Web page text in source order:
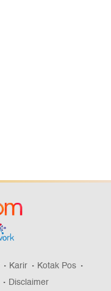
Karir
Kotak Pos
Disclaimer